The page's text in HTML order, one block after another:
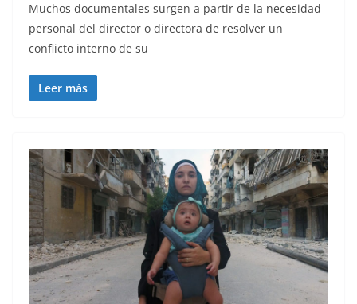
Muchos documentales surgen a partir de la necesidad
personal del director o directora de resolver un
conflicto interno de su
Leer más